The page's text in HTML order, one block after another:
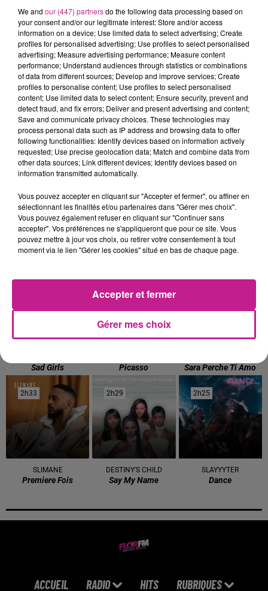
Lors d’un live sur instagram, Selena Gomez est apparue avec
une intraveineuse dans le bras, ce qui n’a pas manqué de
rendre les fans de Selena Gomez inquiets. Enfaite cette
intraveineuse fait partie de son traitement contre le lupus,
une maladie auto immune contre laquelle elle se bat depuis
plusieurs années.
TITRES DIFFUSÉS Voir plus
2h50
2h50
Pardon
SOUND OF LEGEND
San Francisco
Never Gonna Be The
Same
2h41
2h41
Sad Girls
2h38
2h38
Picasso
2h36
2h36
Sara Perche Ti Amo
2h33
2h33
SLIMANE
Premiere Fois
2h29
2h29
DESTINY'S CHILD
Say My Name
2h25
2h25
SLAYYYTER
Dance
ACCUEIL RADIO HITS RUBRIQUES
We and our (447) partnersdo the following data processing based on
your consent and/or our legitimate interest: Store and/or access
information on a device; Use limited data to select advertising; Create
profiles for personalised advertising; Use profiles to select personalised
advertising; Measure advertising performance; Measure content
performance; Understand audiences through statistics or combinations
of data from different sources; Develop and improve services; Create
profiles to personalise content; Use profiles to select personalised
content; Use limited data to select content; Ensure security, prevent and
detect fraud, and fix errors; Deliver and present advertising and content;
Save and communicate privacy choices. These technologies may
process personal data such as IP address and browsing data to offer
following functionalities: Identify devices based on information actively
requested; Use precise geolocation data; Match and combine data from
other data sources; Link different devices; Identify devices based on
information transmitted automatically.
Vous pouvez accepter en cliquant sur "Accepter et fermer", ou affiner en
sélectionnant les finalités et/ou partenaires dans "Gérer mes choix".
Vous pouvez également refuser en cliquant sur "Continuer sans
accepter". Vos préférences ne s'appliqueront que pour ce site. Vous
pouvez mettre à jour vos choix, ou retirer votre consentement à tout
moment via le lien "Gérer les cookies" situé en bas de chaque page.
Gérer mes choix
Accepter et fermer